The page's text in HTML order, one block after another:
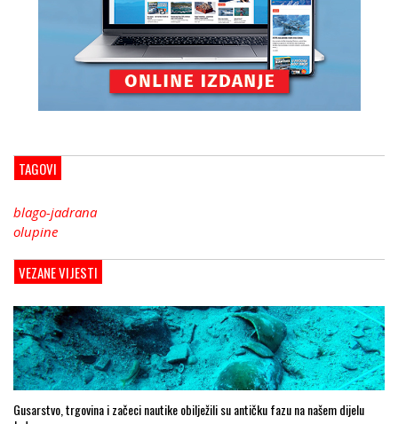
TAGOVI
blago-jadrana
olupine
VEZANE VIJESTI
Gusarstvo, trgovina i začeci nautike obilježili su antičku fazu na našem dijelu